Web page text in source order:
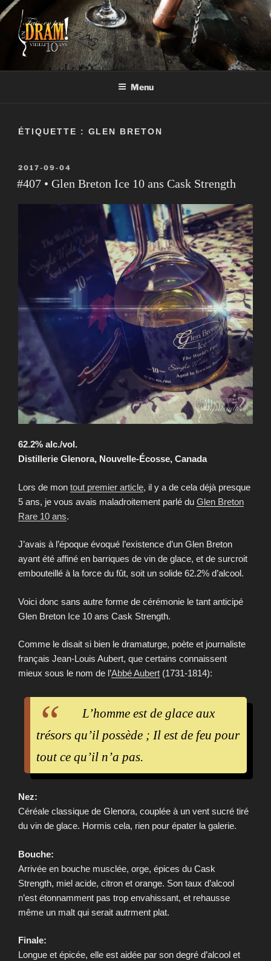
Aller
au
contenu
FAIS-EN PAS UN DRAM!
Un vrai blogue de péteux
Menu
ÉTIQUETTE : GLEN BRETON
PUBLIÉ
LE
2017-09-04
#407 • Glen Breton Ice 10 ans Cask Strength
62.2% alc./vol.
Distillerie Glenora, Nouvelle-Écosse, Canada
Lors de mon tout premier article, il y a de cela déjà presque
5 ans, je vous avais maladroitement parlé du Glen Breton
Rare 10 ans.
J’avais à l’époque évoqué l’existence d’un Glen Breton
ayant été affiné en barriques de vin de glace, et de surcroit
embouteillé à la force du fût, soit un solide 62.2% d’alcool.
Voici donc sans autre forme de cérémonie le tant anticipé
Glen Breton Ice 10 ans Cask Strength.
Comme le disait si bien le dramaturge, poète et journaliste
français Jean-Louis Aubert, que certains connaissent
mieux sous le nom de l’Abbé Aubert (1731-1814):
L’homme est de glace aux
trésors qu’il possède ; Il est de feu pour
tout ce qu’il n’a pas.
Nez:
Céréale classique de Glenora, couplée à un vent sucré tiré
du vin de glace. Hormis cela, rien pour épater la galerie.
Bouche:
Arrivée en bouche musclée, orge, épices du Cask
Strength, miel acide, citron et orange. Son taux d’alcool
n’est étonnamment pas trop envahissant, et rehausse
même un malt qui serait autrment plat.
Finale:
Longue et épicée, elle est aidée par son degré d’alcool et